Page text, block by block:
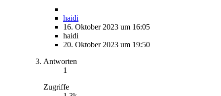
haidi
16. Oktober 2023 um 16:05
haidi
20. Oktober 2023 um 19:50
Antworten
1
Zugriffe